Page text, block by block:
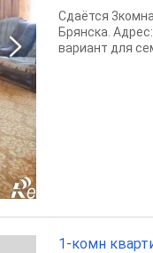
Сдаётся
Брянска.
вариант для
1-комн